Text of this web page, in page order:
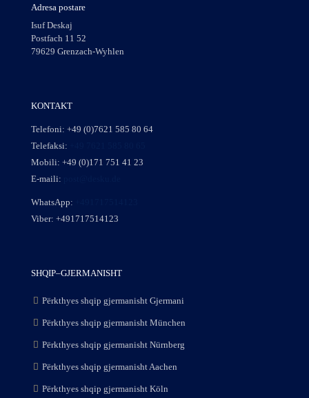
Adresa postare
Isuf Deskaj
Postfach 11 52
79629 Grenzach-Wyhlen
KONTAKT
Telefoni: +49 (0)7621 585 80 64
Telefaksi:
Mobili: +49 (0)171 751 41 23
E-maili:
WhatsApp:
Viber: +491717514123
SHQIP–GJERMANISHT
Përkthyes shqip gjermanisht Gjermani
Përkthyes shqip gjermanisht München
Përkthyes shqip gjermanisht Nürnberg
Përkthyes shqip gjermanisht Aachen
Përkthyes shqip gjermanisht Köln